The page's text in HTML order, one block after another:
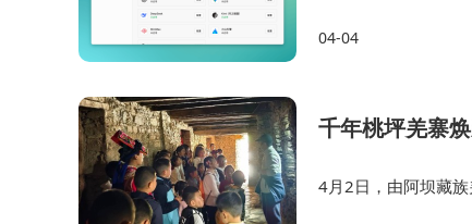
00后求职者赵晋杰的登场方式充满互联网
的战绩冲击光线影业主播岗位。当模拟直播遭遇
了全新的变革。Loo…
04-04
千年桃坪羌寨
4月2日，由阿坝藏